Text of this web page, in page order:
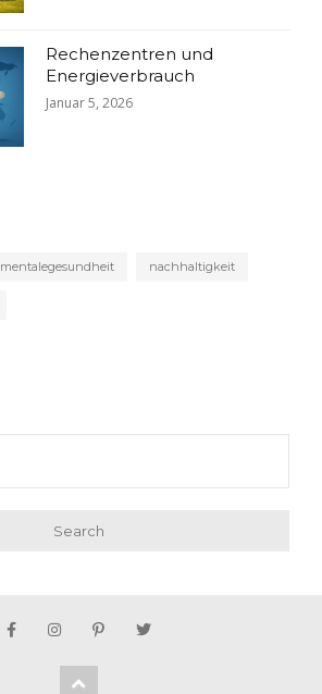
Rechenzentren und
Energieverbrauch
Januar 5, 2026
mentalegesundheit nachhaltigkeit
Search